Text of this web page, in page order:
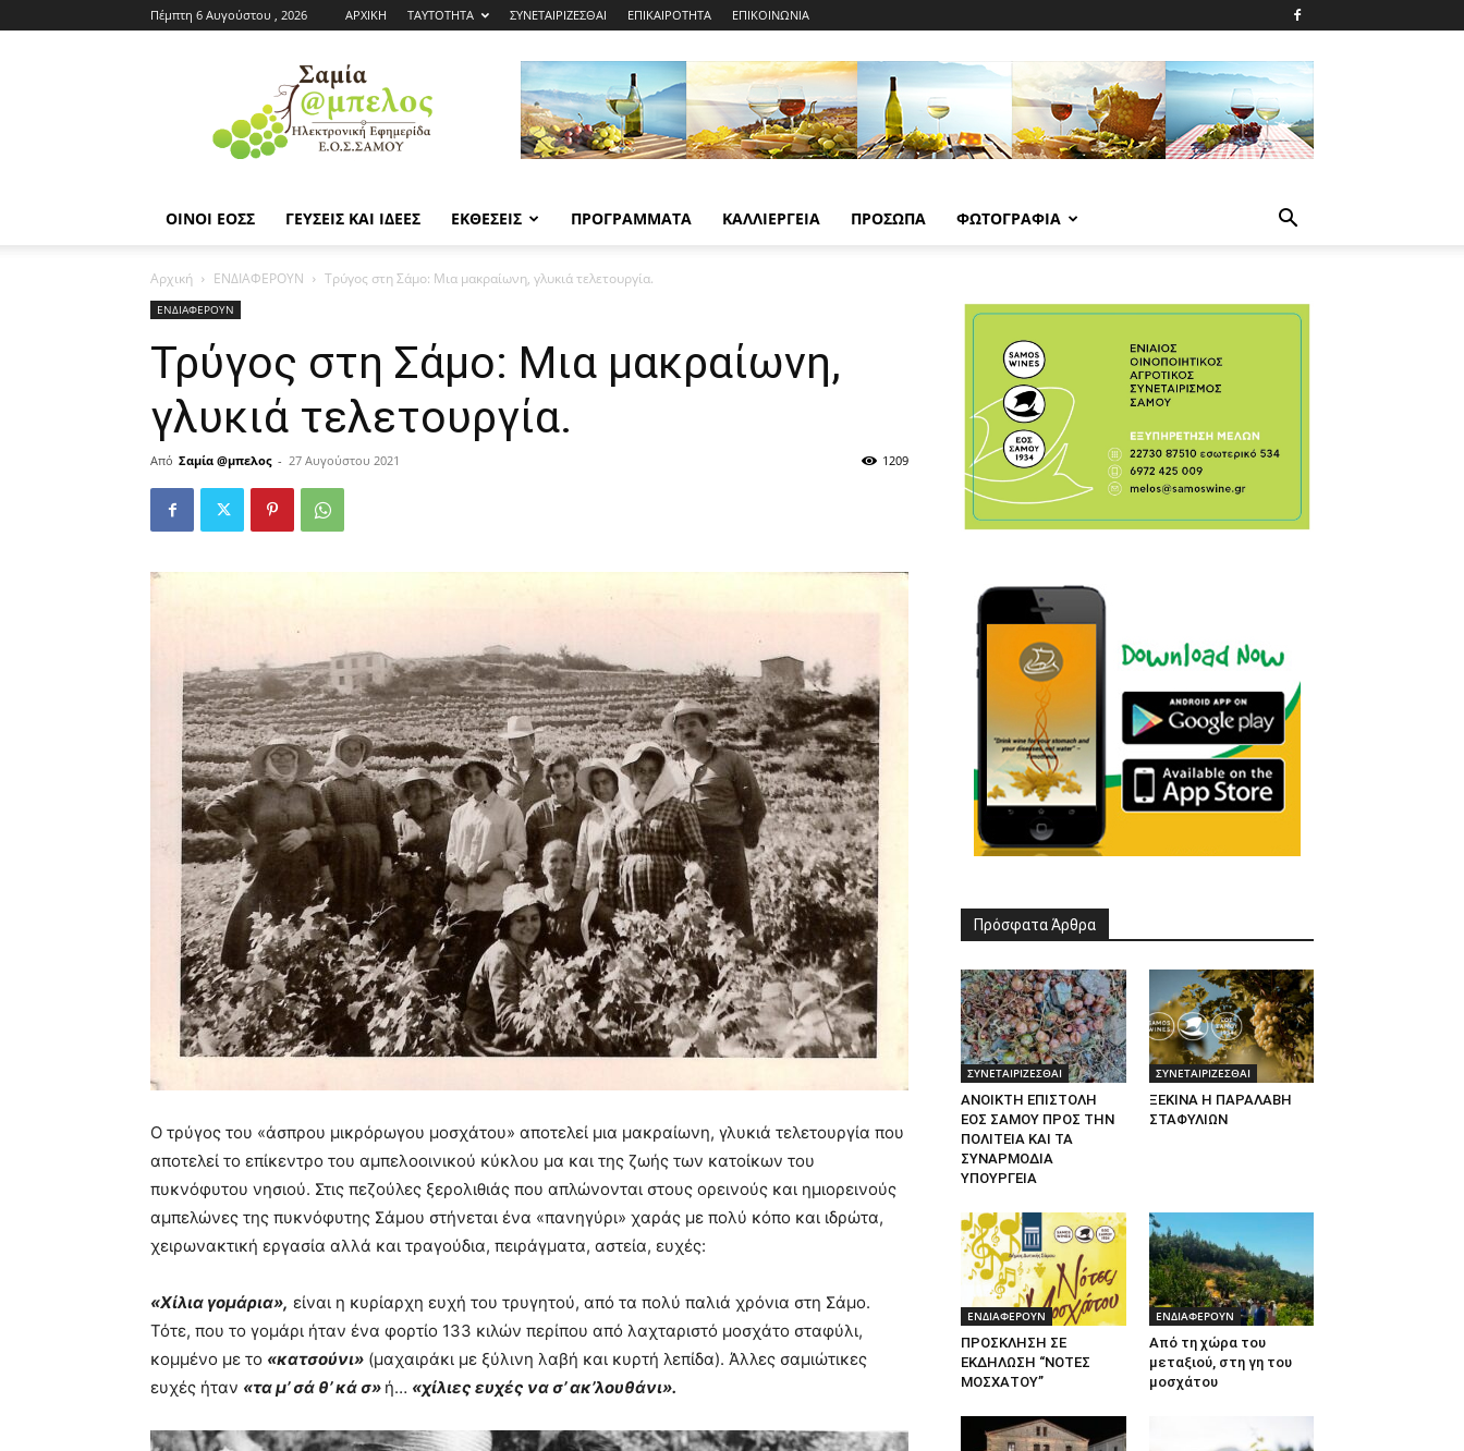
Πέμπτη 6 Αυγούστου , 2026 ΑΡΧΙΚΗ ΤΑΥΤΟΤΗΤΑ ΣΥΝΕΤΑΙΡΙΖΕΣΘΑΙ ΕΠΙΚΑΙΡΟΤΗΤΑ ΕΠΙΚΟΙΝΩΝΙΑ
Εφημερίδα
ΕΟΣΣ
|
Σαμία
ΟΙΝΟΙ ΕΟΣΣ ΓΕΥΣΕΙΣ ΚΑΙ ΙΔΕΕΣ ΕΚΘΕΣΕΙΣ ΠΡΟΓΡΑΜΜΑΤΑ ΚΑΛΛΙΕΡΓΕΙΑ ΠΡΟΣΩΠΑ ΦΩΤΟΓΡΑΦΙΑ
Αρχική ΕΝΔΙΑΦΕΡΟΥΝ Τρύγος στη Σάμο: Μια μακραίωνη, γλυκιά τελετουργία.
ΕΝΔΙΑΦΕΡΟΥΝ
Τρύγος στη Σάμο: Μια μακραίωνη,
γλυκιά τελετουργία.
Από Σαμία @μπελος - 27 Αυγούστου 2021 1209
Ο τρύγος του «άσπρου μικρόρωγου μοσχάτου» αποτελεί μια μακραίωνη, γλυκιά τελετουργία που
αποτελεί το επίκεντρο του αμπελοοινικού κύκλου μα και της ζωής των κατοίκων του
πυκνόφυτου νησιού. Στις πεζούλες ξερολιθιάς που απλώνονται στους ορεινούς και ημιορεινούς
αμπελώνες της πυκνόφυτης Σάμου στήνεται ένα «πανηγύρι» χαράς με πολύ κόπο και ιδρώτα,
χειρωνακτική εργασία αλλά και τραγούδια, πειράγματα, αστεία, ευχές:
«Χίλια γομάρια», είναι η κυρίαρχη ευχή του τρυγητού, από τα πολύ παλιά χρόνια στη Σάμο.
Τότε, που το γομάρι ήταν ένα φορτίο 133 κιλών περίπου από λαχταριστό μοσχάτο σταφύλι,
κομμένο με το «κατσούνι» (μαχαιράκι με ξύλινη λαβή και κυρτή λεπίδα). Άλλες σαμιώτικες
ευχές ήταν «τα μ’ σά θ’ κά σ» ή… «χίλιες ευχές να σ’ ακ’λουθάνι».
Πρόσφατα Άρθρα
ΣΥΝΕΤΑΙΡΙΖΕΣΘΑΙ
ΑΝΟΙΚΤΗ ΕΠΙΣΤΟΛΗ
ΕΟΣ ΣΑΜΟΥ ΠΡΟΣ ΤΗΝ
ΠΟΛΙΤΕΙΑ ΚΑΙ ΤΑ
ΣΥΝΑΡΜΟΔΙΑ
ΥΠΟΥΡΓΕΙΑ
ΣΥΝΕΤΑΙΡΙΖΕΣΘΑΙ
ΞΕΚΙΝΑ Η ΠΑΡΑΛΑΒΗ
ΣΤΑΦΥΛΙΩΝ
ΕΝΔΙΑΦΕΡΟΥΝ
ΠΡΟΣΚΛΗΣΗ ΣΕ
ΕΚΔΗΛΩΣΗ “ΝΟΤΕΣ
ΜΟΣΧΑΤΟΥ”
ΕΝΔΙΑΦΕΡΟΥΝ
Από τη χώρα του
μεταξιού, στη γη του
μοσχάτου